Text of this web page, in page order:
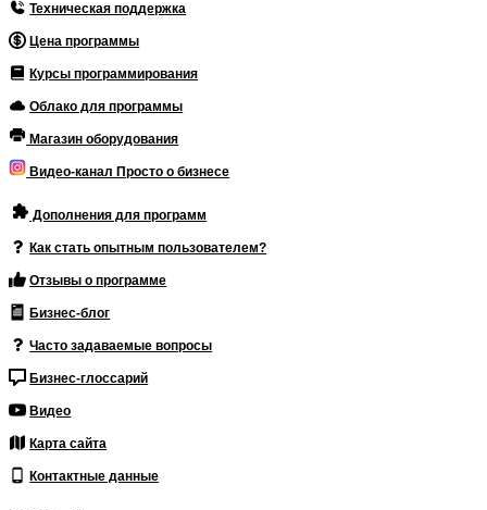
Техническая поддержка
Цена программы
Курсы программирования
Облако для программы
Магазин оборудования
Видео-канал Просто о бизнесе
Дополнения для программ
Как стать опытным пользователем?
Отзывы о программе
Бизнес-блог
Часто задаваемые вопросы
Бизнес-глоссарий
Видео
Карта сайта
Контактные данные